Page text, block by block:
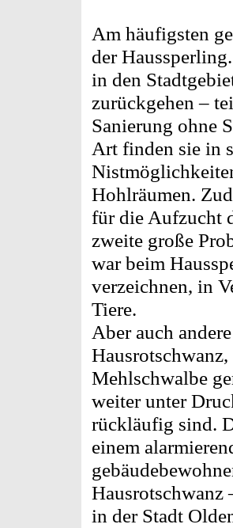
Am häufigsten
der
in den
zurückgehen –
Sanierung ohne
Art finden sie in
Hohlräumen.
für die Aufzucht
zweite große
war beim
verzeichnen, in
Tiere.
Aber auch
Mehlschwalbe
weiter unter
rückläufig sind.
einem
Hausrotschwanz
in der Stadt